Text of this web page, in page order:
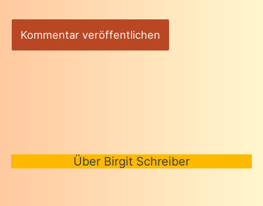
Über Birgit Schreiber